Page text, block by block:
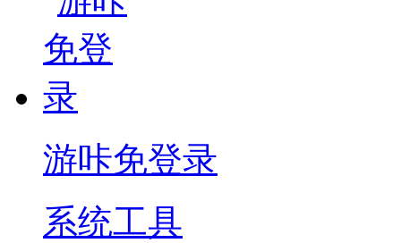
游咔免登录
系统工具